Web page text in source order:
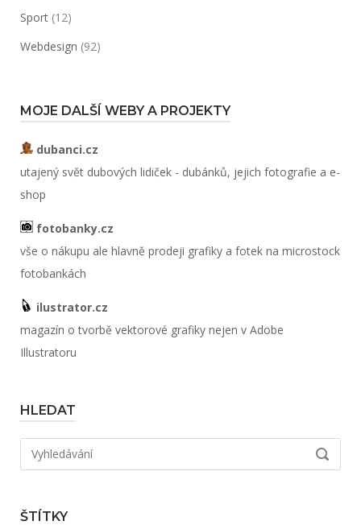
Sport (12)
Webdesign (92)
MOJE DALŠÍ WEBY A PROJEKTY
dubanci.cz
utajený svět dubových lidiček - dubánků, jejich fotografie a e-
shop
fotobanky.cz
vše o nákupu ale hlavně prodeji grafiky a fotek na microstock
fotobankách
ilustrator.cz
magazín o tvorbě vektorové grafiky nejen v Adobe
Illustratoru
HLEDAT
Hledat:
ŠTÍTKY